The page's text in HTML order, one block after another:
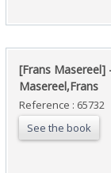
‎[Frans Masereel]
‎Masereel,Frans‎
Reference : 65732
See the book